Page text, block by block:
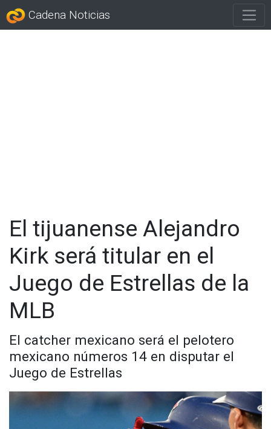
Cadena Noticias
El tijuanense Alejandro
Kirk será titular en el
Juego de Estrellas de la
MLB
El catcher mexicano será el pelotero
mexicano números 14 en disputar el
Juego de Estrellas